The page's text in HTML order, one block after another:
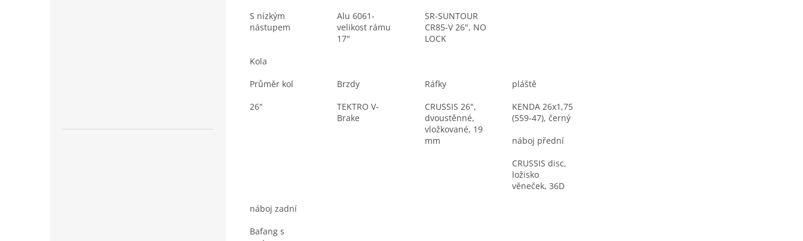
S nízkým
nástupem
Alu 6061-
velikost rámu
17"
SR-SUNTOUR
CR85-V 26", NO
LOCK
Kola
Průměr kol
26"
Brzdy
TEKTRO V-
Brake
Ráfky
CRUSSIS 26",
dvoustěnné,
vložkované, 19
mm
pláště
KENDA 26x1,75
(559-47), černý
náboj přední
CRUSSIS disc,
ložisko
věneček, 36D
náboj zadní
Bafang s